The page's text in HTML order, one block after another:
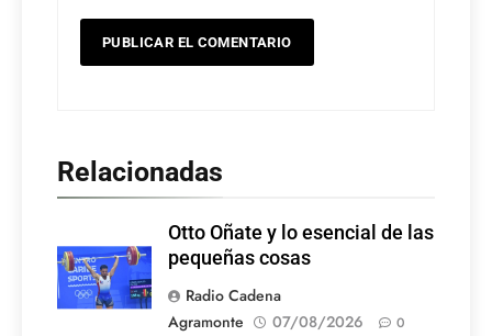
Relacionadas
Otto Oñate y lo esencial de las
pequeñas cosas
Radio Cadena
Agramonte
07/08/2026 0